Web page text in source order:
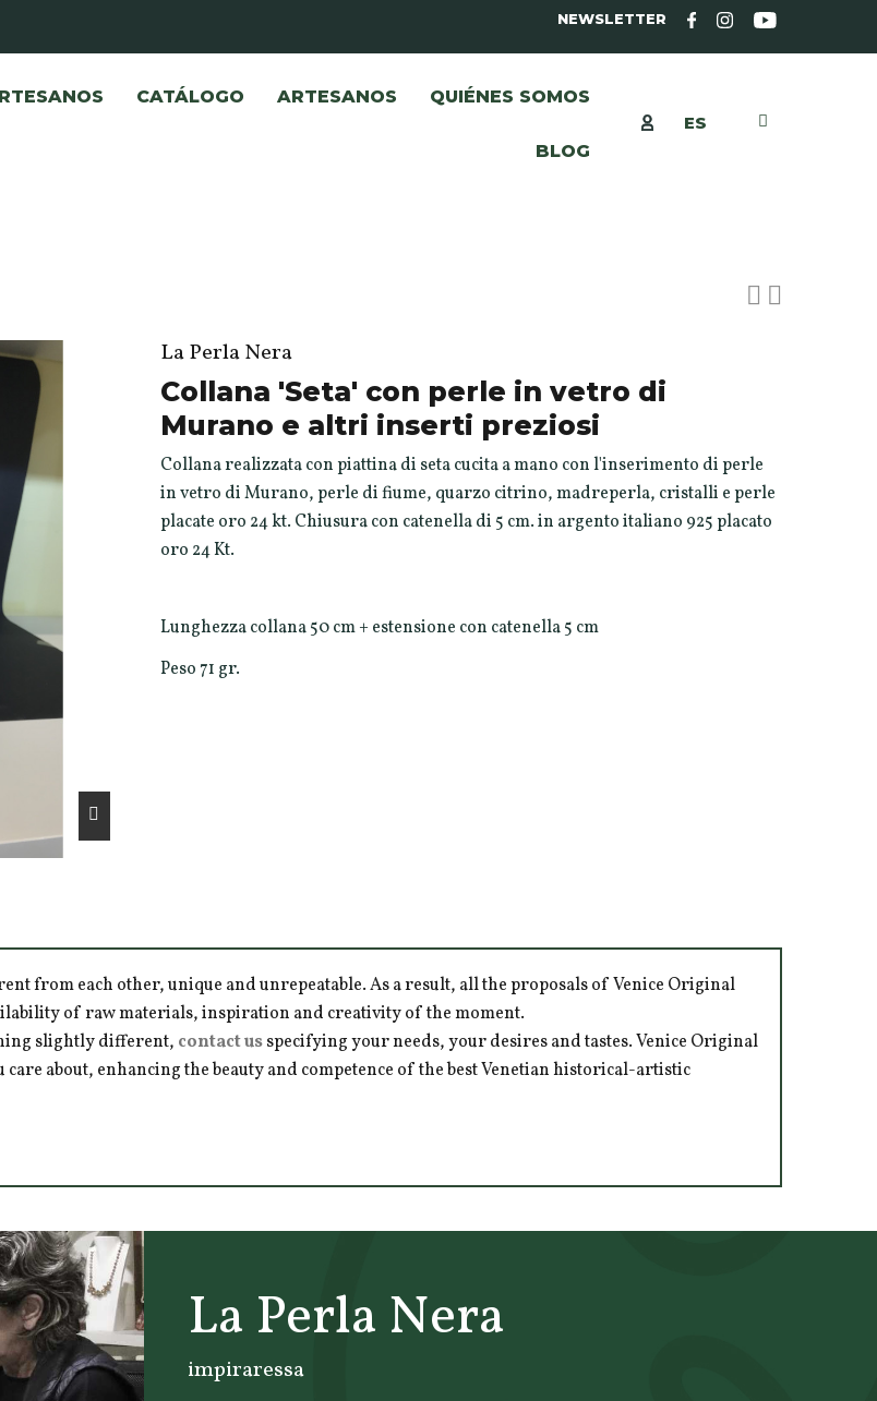
NEWSLETTER
CATÁLOGO ARTESANOS QUIÉNES SOMOS
BLOG
ES
La Perla Nera
Collana 'Seta' con perle in vetro di
Murano e altri inserti preziosi
Collana realizzata con piattina di seta cucita a mano con l'inserimento di perle
in vetro di Murano, perle di fiume, quarzo citrino, madreperla, cristalli e perle
placate oro 24 kt. Chiusura con catenella di 5 cm. in argento italiano 925 placato
oro 24 Kt.
Lunghezza collana 50 cm + estensione con catenella 5 cm
Peso 71 gr.
from each other, unique and unrepeatable. As a result, all the proposals of Venice Original
of raw materials, inspiration and creativity of the moment.
slightly different, contact usspecifying your needs, your desires and tastes. Venice Original
about, enhancing the beauty and competence of the best Venetian historical-artistic
La Perla Nera
impiraressa